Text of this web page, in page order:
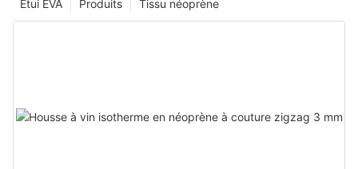
Tissu néoprène
Produits
Étui EVA